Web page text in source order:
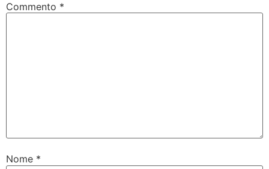
Commento *
Nome *